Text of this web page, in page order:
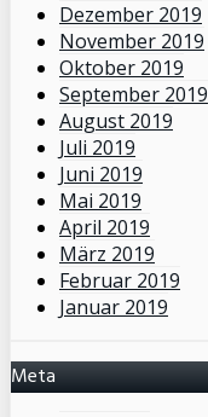
Dezember 2019
November 2019
Oktober 2019
September 2019
August 2019
Juli 2019
Juni 2019
Mai 2019
April 2019
März 2019
Februar 2019
Januar 2019
Meta